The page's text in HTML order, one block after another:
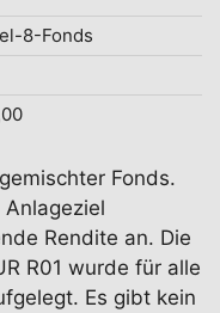
8-Fonds
Fonds.
Rendite an. Die
R01 wurde für alle
Es gibt kein